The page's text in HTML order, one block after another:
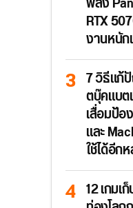
RTX
งานหนัก
7 วิธีแก้
ตบุ๊คแบต
เสื่อมป้อ
และ
ใช้ได้อีก
12 เกมเ